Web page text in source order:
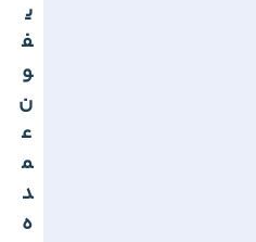
ی
ف
و
ن
ع
م
د
ه